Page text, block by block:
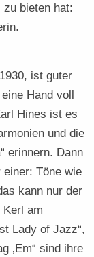
zu bieten hat:
ist guter
Hand voll
Hines ist es
und die
erinnern. Dann
Töne wie
kann nur der
am
Lady of Jazz“,
‚Em“ sind ihre